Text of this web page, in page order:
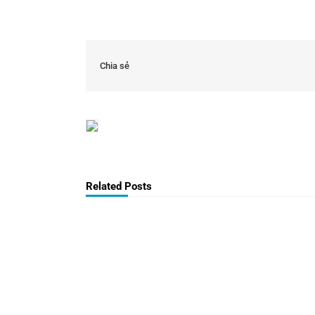
Chia sẻ
Related Posts